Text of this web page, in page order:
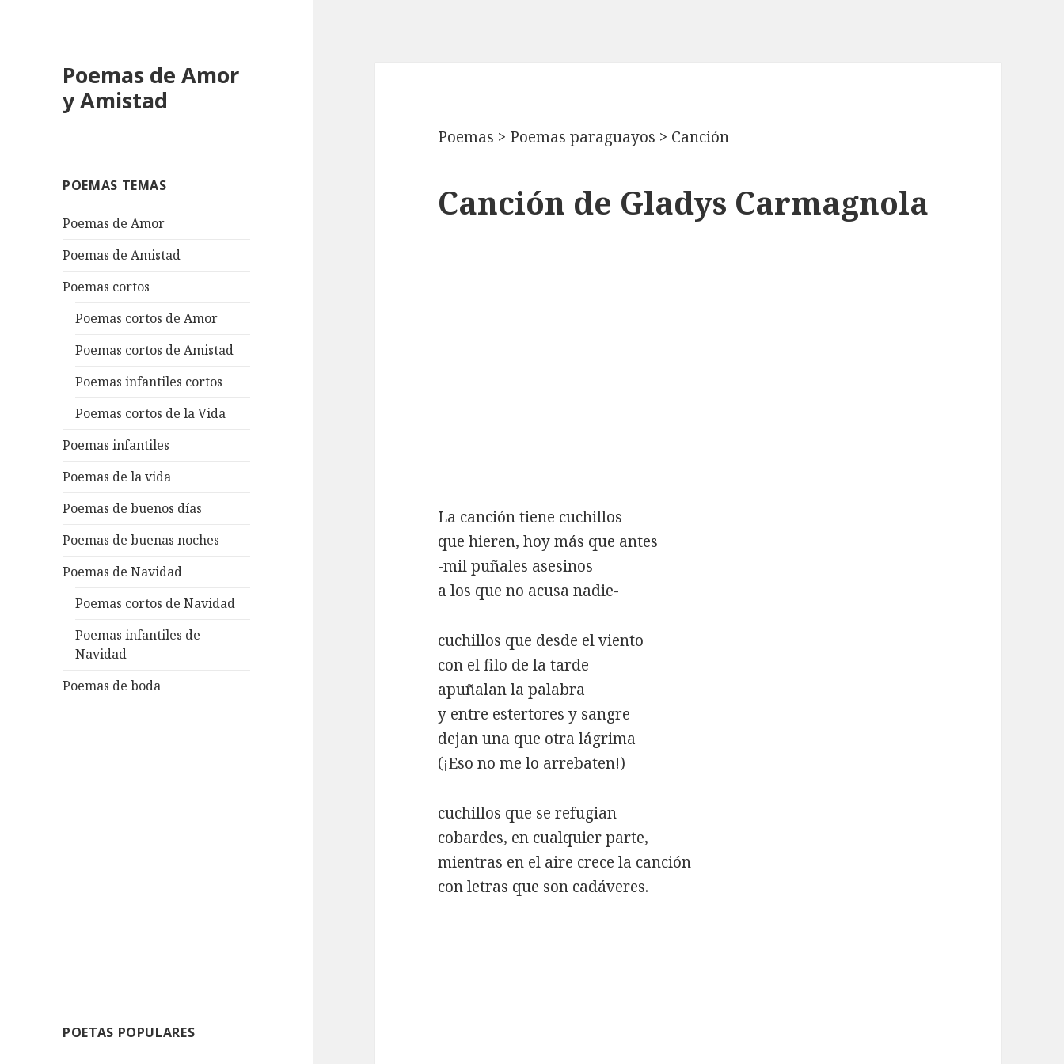
Poemas de Amor
y Amistad
POEMAS TEMAS
Poemas de Amor
Poemas de Amistad
Poemas cortos
Poemas cortos de Amor
Poemas cortos de Amistad
Poemas infantiles cortos
Poemas cortos de la Vida
Poemas infantiles
Poemas de la vida
Poemas de buenos días
Poemas de buenas noches
Poemas de Navidad
Poemas cortos de Navidad
Poemas infantiles de
Navidad
Poemas de boda
POETAS POPULARES
Poemas > Poemas paraguayos > Canción
Canción de Gladys Carmagnola
La canción tiene cuchillos
que hieren, hoy más que antes
-mil puñales asesinos
a los que no acusa nadie-
cuchillos que desde el viento
con el filo de la tarde
apuñalan la palabra
y entre estertores y sangre
dejan una que otra lágrima
(¡Eso no me lo arrebaten!)
cuchillos que se refugian
cobardes, en cualquier parte,
mientras en el aire crece la canción
con letras que son cadáveres.